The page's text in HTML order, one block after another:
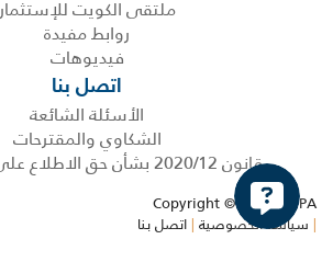
ملتقى الكويت للإستثمار
روابط مفيدة
فيديوهات
اتصل بنا
الأسئلة الشائعة
الشكاوي والمقترحات
قانون 2020/12 بشأن حق الاطلاع على المعلومات
Copyright © 2026 KDIPA
| سياسة الخصوصية | اتصل بنا